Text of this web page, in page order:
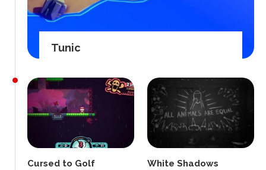
Tunic
Cursed to Golf White Shadows